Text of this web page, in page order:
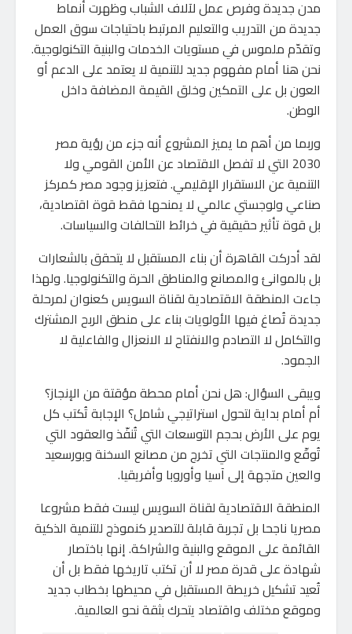
مدن جديدة وفرص عمل لآلاف الشباب وظهرت أنماط
جديدة من التدريب والتعليم المرتبط باحتياجات سوق العمل
وتقدّم ملموس في مستويات الخدمات والبنية التكنولوجية.
نحن هنا أمام مفهوم جديد للتنمية لا يعتمد على الدعم أو
العون بل على التمكين وخلق القيمة المضافة داخل
الوطن.
وربما من أهم ما يميز المشروع أنه جزء من رؤية مصر
2030 التي لا تفصل الاقتصاد عن الأمن القومي ولا
التنمية عن الاستقرار الإقليمي. فتعزيز وجود مصر كمركز
صناعي ولوجستي عالمي لا يمنحها فقط قوة اقتصادية،
بل قوة تأثير حقيقية في خرائط التحالفات والسياسات.
لقد أدركت القاهرة أن بناء المستقبل لا يتحقق بالشعارات
بل بالموانئ والمصانع والمناطق الحرة والتكنولوجيا. ولهذا
جاءت المنطقة الاقتصادية لقناة السويس كعنوان لمرحلة
جديدة تُصاغ فيها الأولويات بناء على منطق الربح المشترك
والتكامل لا التصادم والانفتاح لا الانعزال والفاعلية لا
الجمود.
ويبقى السؤال: هل نحن أمام محطة مؤقتة من الإنجاز؟
أم أمام بداية لتحول استراتيجي شامل؟ الإجابة تُكتب كل
يوم على الأرض بحجم التوسعات التي تُنفّذ والعقود التي
تُوقّع والمنتجات التي تخرج من مصانع السخنة وبورسعيد
والعين متجهة إلى آسيا وأوروبا وأفريقيا.
المنطقة الاقتصادية لقناة السويس ليست فقط مشروعا
مصريا ناجحا بل تجربة قابلة للتصدير كنموذج للتنمية الذكية
القائمة على الموقع والبنية والشراكة. إنها باختصار
شهادة على قدرة مصر لا أن تكتب تاريخها فقط بل أن
تُعيد تشكيل خريطة المستقبل في محيطها بخطاب جديد
وموقع مختلف واقتصاد يتحرك بثقة نحو العالمية.